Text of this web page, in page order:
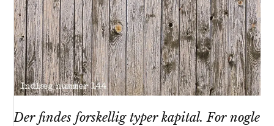
Der findes forskellig typer kapital. For nogle